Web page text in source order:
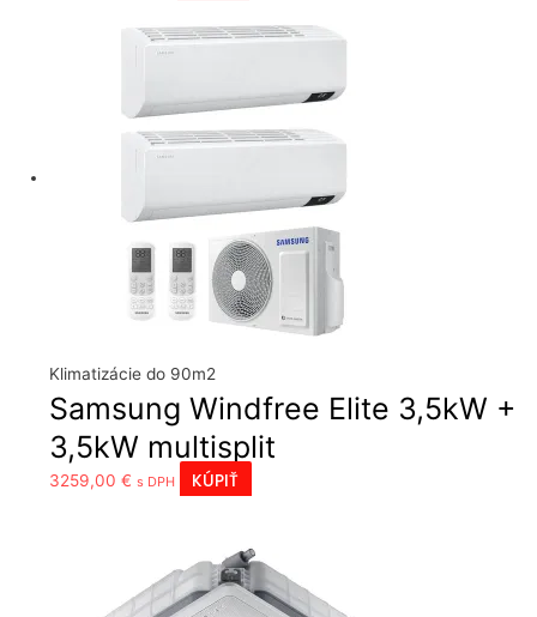
Klimatizácie do 90m2
Samsung Windfree Elite 3,5kW +
3,5kW multisplit
3259,00€ s DPH KÚPIŤ